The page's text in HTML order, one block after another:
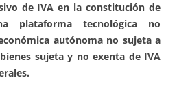
de IVA en la constitución de
plataforma tecnológica no
autónoma no sujeta a
sujeta y no exenta de IVA